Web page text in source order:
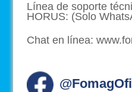
Línea de soporte
HORUS: (Solo
Chat en línea: